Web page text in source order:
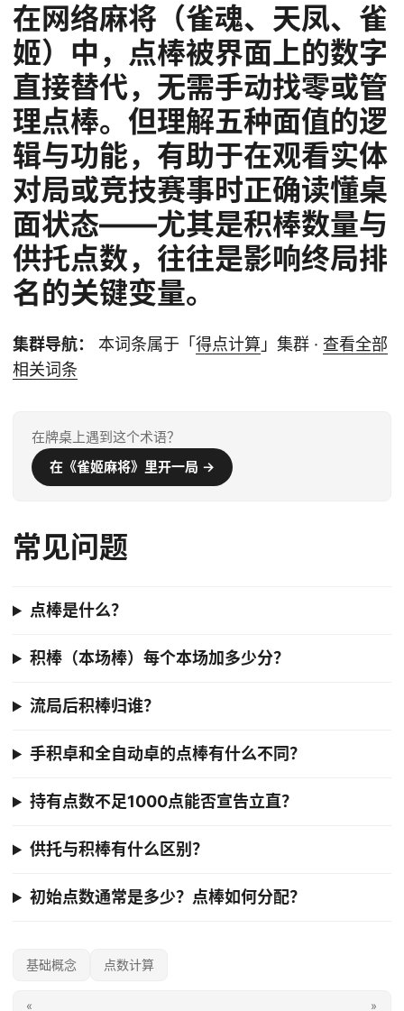
在网络麻将（雀魂、天凤、雀
姬）中，点棒被界面上的数字
直接替代，无需手动找零或管
理点棒。但理解五种面值的逻
辑与功能，有助于在观看实体
对局或竞技赛事时正确读懂桌
面状态——尤其是积棒数量与
供托点数，往往是影响终局排
名的关键变量。
集群导航： 本词条属于「 得点计算 」集群 · 查看全部
相关词条
在牌桌上遇到这个术语？
在《雀姬麻将》里开一局 →
常见问题
点棒是什么？
积棒（本场棒）每个本场加多少分？
流局后积棒归谁？
手积卓和全自动卓的点棒有什么不同？
持有点数不足1000点能否宣告立直？
供托与积棒有什么区别？
初始点数通常是多少？点棒如何分配？
基础概念 点数计算
« »